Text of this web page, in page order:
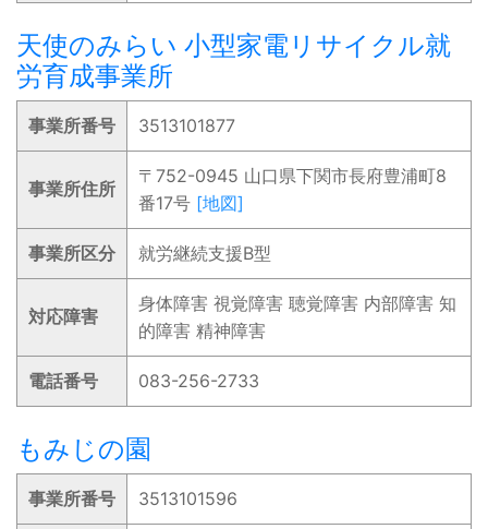
天使のみらい 小型家電リサイクル就
労育成事業所
事業所番号 3513101877
事業所住所
〒752-0945 山口県下関市長府豊浦町8
番17号 [地図]
事業所区分 就労継続支援B型
対応障害
身体障害 視覚障害 聴覚障害 内部障害 知
的障害 精神障害
電話番号 083-256-2733
もみじの園
事業所番号 3513101596